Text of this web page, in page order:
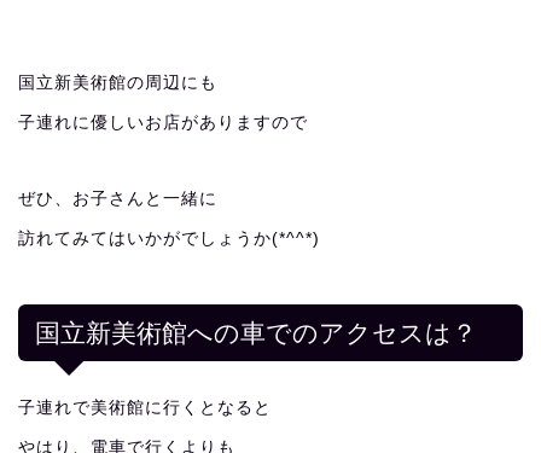
国立新美術館の周辺にも
子連れに優しいお店がありますので
ぜひ、お子さんと一緒に
訪れてみてはいかがでしょうか(*^^*)
国立新美術館への車でのアクセスは？
子連れで美術館に行くとなると
やはり、電車で行くよりも